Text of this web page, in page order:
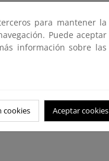
para mantener la
Puede aceptar
información sobre las
cookies Aceptar cookies